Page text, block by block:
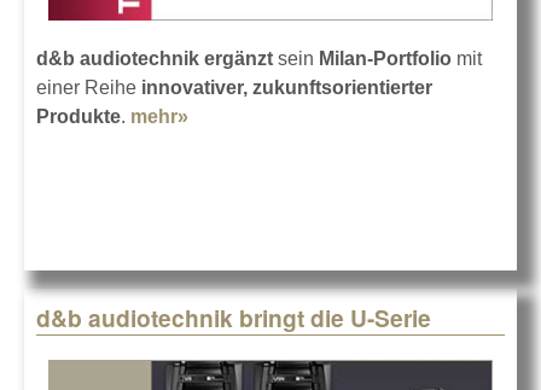
d&b audiotechnik ergänzt sein Milan-Portfolio mit
einer Reihe innovativer, zukunftsorientierter
Produkte. mehr»
d&b audiotechnik bringt die U-Serie